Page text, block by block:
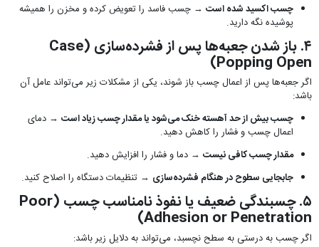
چسب اکسید شده است→ چسب فاسد را تعویض کرده و مخزن را همیشه
پوشیده نگه دارید.
۴. باز شدن جعبه‌ها پس از فشرده‌سازی (Case
Popping Open)
اگر جعبه‌ها پس از اعمال چسب باز شوند، یکی از مشکلات زیر می‌تواند عامل آن
باشد:
چسب بیش از حد آهسته خنک می‌شود یا مقدار چسب زیاد است→ دمای
اعمال چسب و فشار را کاهش دهید.
مقدار چسب کافی نیست→ دما و فشار را افزایش دهید.
جابجایی سطوح در هنگام فشرده‌سازی → تنظیمات دستگاه را اصلاح کنید.
۵. چسبندگی ضعیف یا نفوذ نامناسب چسب (Poor
Adhesion or Penetration)
اگر چسب به درستی به سطح نچسبد، می‌تواند به دلایل زیر باشد: